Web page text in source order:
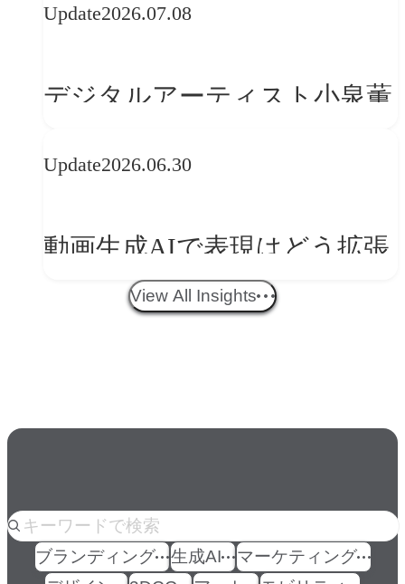
レンドに見る「人間中心」へ
Update2026.07.08
デジタルアーティスト小泉薫
ークフロー設計と「ノイズと
Update2026.06.30
動画生成AIで表現はどう拡張
する？映像ディレクター橋本
View All Insights
人気のkeyword
ブランディング 生成AI
マーケティング